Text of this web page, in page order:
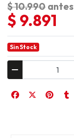
$ 10.990 antes
$ 9.891
Sin Stock